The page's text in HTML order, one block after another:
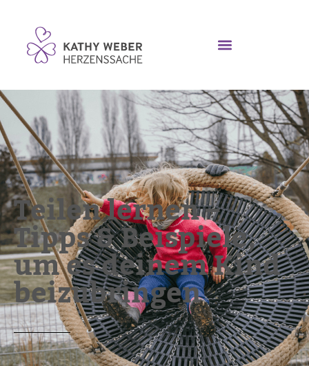
Teilen lernen –
Tipps & Beispiele,
um es deinem Kind
beizubringen